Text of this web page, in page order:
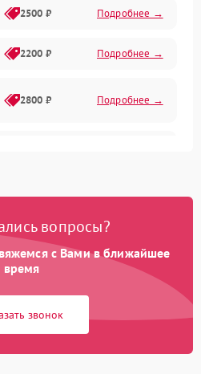
2500 ₽ Подробнее →
2200 ₽ Подробнее →
2800 ₽ Подробнее →
вопросы?
с Вами в ближайшее
время
звонок